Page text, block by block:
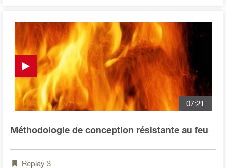
07:21
Méthodologie de conception résistante au feu
Replay 3